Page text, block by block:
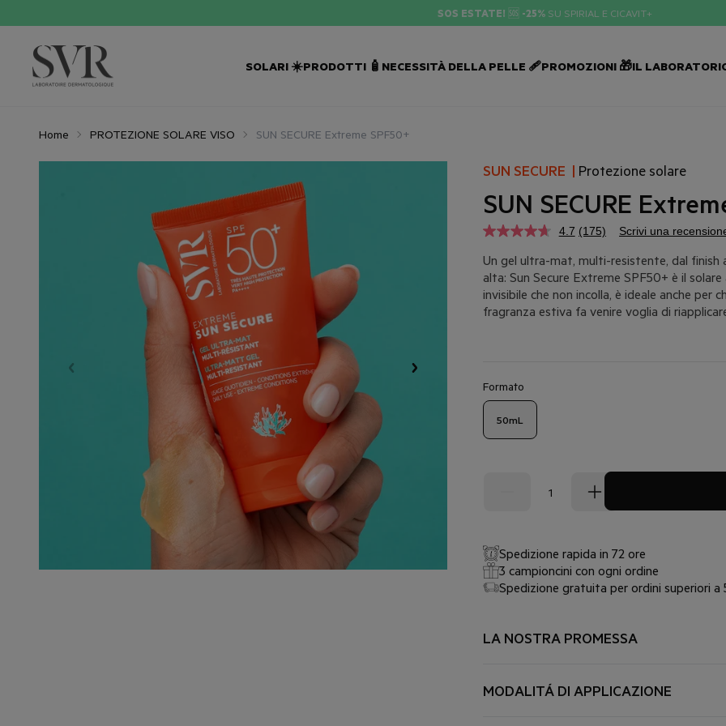
SOLARI ☀️PRODOTTI 🧴 NECESSITÀ DELLA PELLE 🩹PROMOZIONI 🎁IL
Home PROTEZIONE SOLARE VISO SUN SECURE Extreme SPF50+
SUN SECURE | Protezione solare
SUN SECURE
4.7 (175) Scrivi una
Un gel ultra-mat, multi-resistente, dal
alta: Sun Secure Extreme SPF50+ è il
invisibile che non incolla, è ideale anche per
fragranza estiva fa venire voglia di
Formato
50mL
Spedizione rapida in 72 ore
3 campioncini con ogni ordine
Spedizione gratuita per ordini superiori a
LA NOSTRA PROMESSA
Tutti i tipi di pelle sensibile e ipersensibile al
MODALITÁ DI APPLICAZIONE